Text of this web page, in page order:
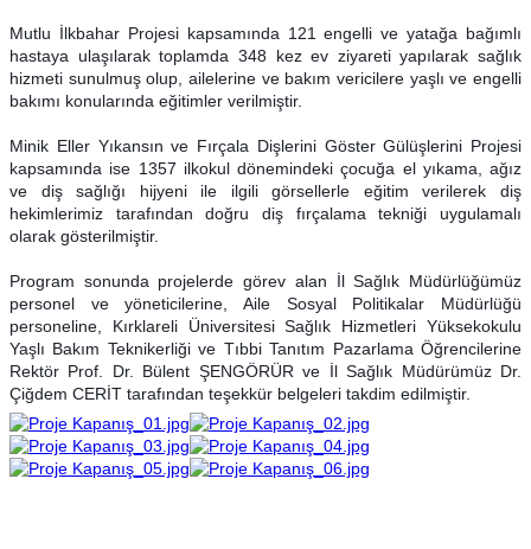
Mutlu İlkbahar Projesi kapsamında 121 engelli ve yatağa bağımlı
hastaya ulaşılarak toplamda 348 kez ev ziyareti yapılarak sağlık
hizmeti sunulmuş olup, ailelerine ve bakım vericilere yaşlı ve engelli
bakımı konularında eğitimler verilmiştir.
Minik Eller Yıkansın ve Fırçala Dişlerini Göster Gülüşlerini Projesi
kapsamında ise 1357 ilkokul dönemindeki çocuğa el yıkama, ağız
ve diş sağlığı hijyeni ile ilgili görsellerle eğitim verilerek diş
hekimlerimiz tarafından doğru diş fırçalama tekniği uygulamalı
olarak gösterilmiştir.
Program sonunda projelerde görev alan İl Sağlık Müdürlüğümüz
personel ve yöneticilerine, Aile Sosyal Politikalar Müdürlüğü
personeline, Kırklareli Üniversitesi Sağlık Hizmetleri Yüksekokulu
Yaşlı Bakım Teknikerliği ve Tıbbi Tanıtım Pazarlama Öğrencilerine
Rektör Prof. Dr. Bülent ŞENGÖRÜR ve İl Sağlık Müdürümüz Dr.
Çiğdem CERİT tarafından teşekkür belgeleri takdim edilmiştir.